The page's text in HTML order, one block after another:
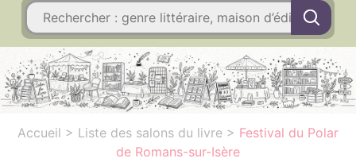
Accueil > Liste des salons du livre > Festival du Polar
de Romans-sur-Isère